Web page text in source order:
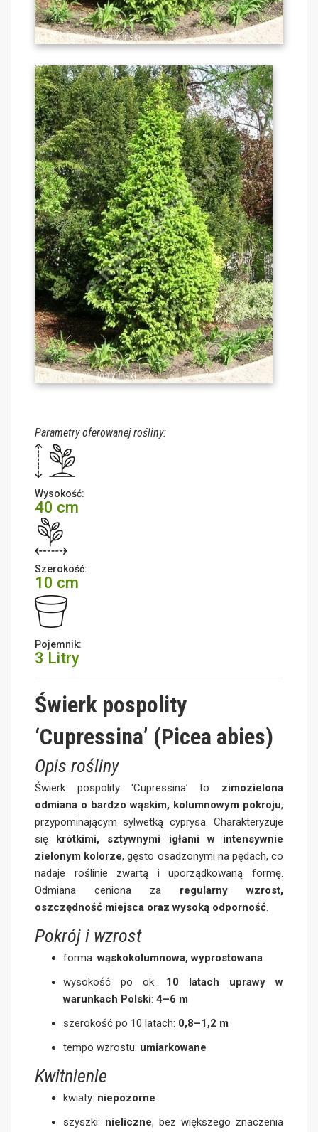
Parametry oferowanej rośliny:
Wysokość:
40 cm
Szerokość:
10 cm
Pojemnik:
3 Litry
Świerk pospolity
‘Cupressina’ (Picea abies)
Opis rośliny
Świerk pospolity ‘Cupressina’ to zimozielona
odmiana o bardzo wąskim, kolumnowym pokroju,
przypominającym sylwetką cyprysa. Charakteryzuje
się krótkimi, sztywnymi igłami w intensywnie
zielonym kolorze, gęsto osadzonymi na pędach, co
nadaje roślinie zwartą i uporządkowaną formę.
Odmiana ceniona za regularny wzrost,
oszczędność miejsca oraz wysoką odporność.
Pokrój i wzrost
forma:wąskokolumnowa, wyprostowana
wysokość po ok. 10 latach uprawy w
warunkach Polski:4–6 m
szerokość po 10 latach: 0,8–1,2 m
tempo wzrostu: umiarkowane
Kwitnienie
kwiaty: niepozorne
szyszki: nieliczne, bez większego znaczenia